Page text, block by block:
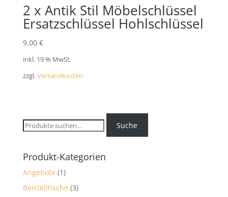
2 x Antik Stil Möbelschlüssel
Ersatzschlüssel Hohlschlüssel
9,00 €
inkl. 19 % MwSt.
zzgl.Versandkosten
Suche
nach:
Suche
Produkt-Kategorien
Angebote (1)
Beistelltische (3)